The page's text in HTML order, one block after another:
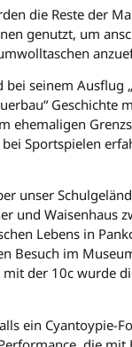
die Reste der
genutzt, um
bei seinem Ausflug
Geschichte
ehemaligen
Sportspielen
unser
und Waisenhaus
Lebens in
Besuch im
der 10c wurde
ein Cyantoypie-